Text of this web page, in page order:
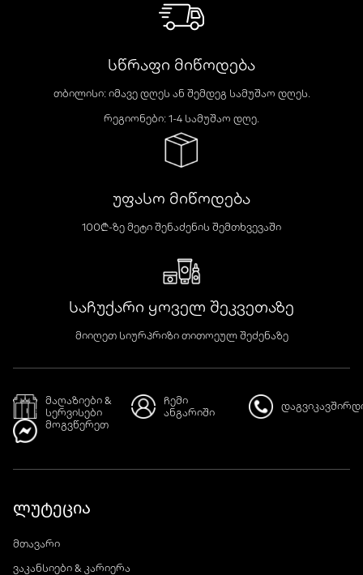
სწრაფი მიწოდება
თბილისი: იმავე დღეს ან შემდეგ სამუშაო დღეს.
რეგიონები: 1-4 სამუშაო დღე.
უფასო მიწოდება
100₾-ზე მეტი შენაძენის შემთხვევაში
საჩუქარი ყოველ შეკვეთაზე
მიიღეთ სიურპრიზი თითოეულ შეძენაზე
მაღაზიები &
სერვისები
ჩემი
ანგარიში
მოგვწერეთ
ლუტეცია
მთავარი
ვაკანსიები & კარიერა